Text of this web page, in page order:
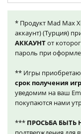
* Продукт Mad Max
аккаунт) (Турция)
АККАУНТот
пароль при
** Игры
срок получения
уведомим на ваш
покупаются нами
*** ПРОСЬБА БЫТЬ